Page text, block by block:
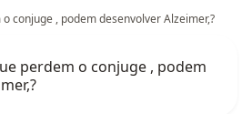
conjuge , podem desenvolver Alzeimer,?
perdem o conjuge , podem